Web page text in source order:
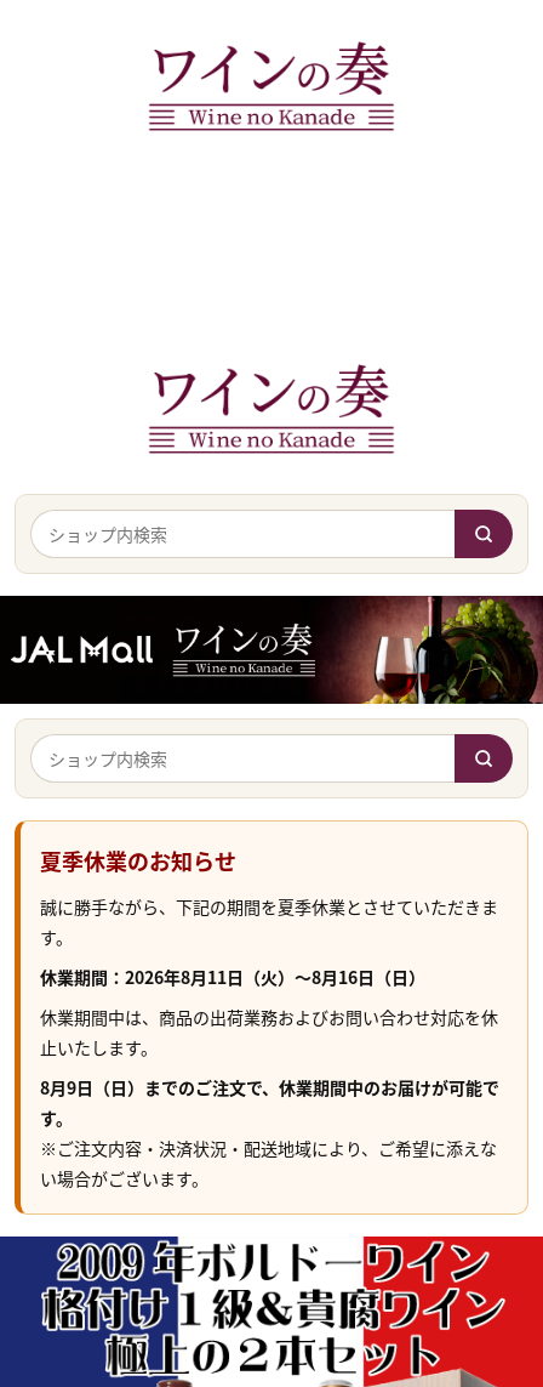
夏季休業のお知らせ
誠に勝手ながら、下記の期間を夏季休業とさせていただきま
す。
休業期間：2026年8月11日（火）～8月16日（日）
休業期間中は、商品の出荷業務およびお問い合わせ対応を休
止いたします。
8月9日（日）までのご注文で、休業期間中のお届けが可能で
す。
※ご注文内容・決済状況・配送地域により、ご希望に添えな
い場合がございます。